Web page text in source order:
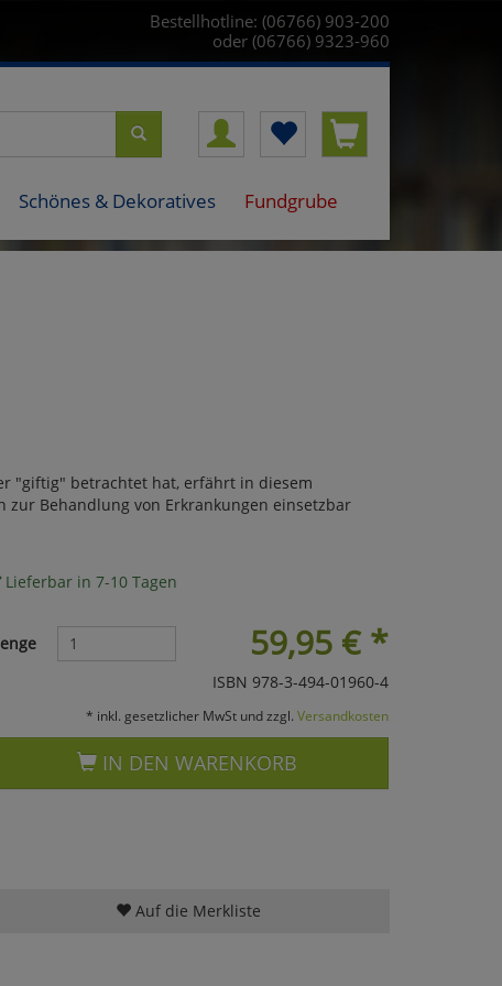
Bestellhotline: (06766) 903-200
oder (06766) 9323-960
Schönes & Dekoratives Fundgrube
"giftig" betrachtet hat, erfährt in diesem
Behandlung von Erkrankungen einsetzbar
Lieferbar in 7-10 Tagen
59,95 €*
ISBN 978-3-494-01960-4
* inkl. gesetzlicher MwSt und zzgl. Versandkosten
IN DEN WARENKORB
Auf die Merkliste